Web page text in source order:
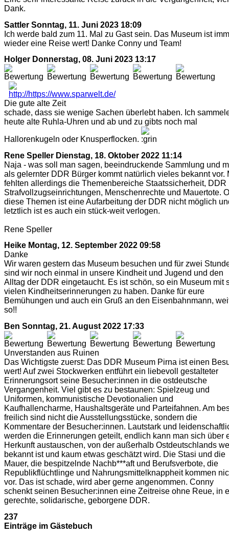
Dank.
Sattler Sonntag, 11. Juni 2023 18:09
Ich werde bald zum 11. Mal zu Gast sein. Das Museum ist
wieder eine Reise wert! Danke Conny und Team!
Holger Donnerstag, 08. Juni 2023 13:17
Die gute alte Zeit
schade, dass sie wenige Sachen überlebt haben. Ich
heute alte Ruhla-Uhren und ab und zu gibts noch mal
Hallorenkugeln oder Knusperflocken.
Rene Speller Dienstag, 18. Oktober 2022 11:14
Naja - was soll man sagen, beeindruckende Sammlung und
als gelernter DDR Bürger kommt natürlich vieles bekannt vor.
fehlten allerdings die Themenbereiche Staatssicherheit, DDR
Strafvollzugseinrichtungen, Menschenrechte und Mauertote.
diese Themen ist eine Aufarbeitung der DDR nicht möglich
letztlich ist es auch ein stück-weit verlogen.
Rene Speller
Heike Montag, 12. September 2022 09:58
Danke
Wir waren gestern das Museum besuchen und für zwei
sind wir noch einmal in unsere Kindheit und Jugend und den
Alltag der DDR eingetaucht. Es ist schön, so ein Museum mit
vielen Kindheitserinnerungen zu haben. Danke für eure
Bemühungen und auch ein Gruß an den Eisenbahnmann,
so!!
Ben Sonntag, 21. August 2022 17:33
Unverstanden aus Ruinen
Das Wichtigste zuerst: Das DDR Museum Pirna ist einen
wert! Auf zwei Stockwerken entführt ein liebevoll gestalteter
Erinnerungsort seine Besucher:innen in die ostdeutsche
Vergangenheit. Viel gibt es zu bestaunen: Spielzeug und
Uniformen, kommunistische Devotionalien und
Kaufhallencharme, Haushaltsgeräte und Parteifahnen. Am
freilich sind nicht die Ausstellungsstücke, sondern die
Kommentare der Besucher:innen. Lautstark und
werden die Erinnerungen geteilt, endlich kann man sich über
Herkunft austauschen, von der außerhalb Ostdeutschlands
bekannt ist und kaum etwas geschätzt wird. Die Stasi und die
Mauer, die bespitzelnde Nachb***aft und Berufsverbote, die
Republikflüchtlinge und Nahrungsmittelknappheit kommen
vor. Das ist schade, wird aber gerne angenommen. Conny
schenkt seinen Besucher:innen eine Zeitreise ohne Reue, in
gerechte, solidarische, geborgene DDR.
237
Einträge im Gästebuch